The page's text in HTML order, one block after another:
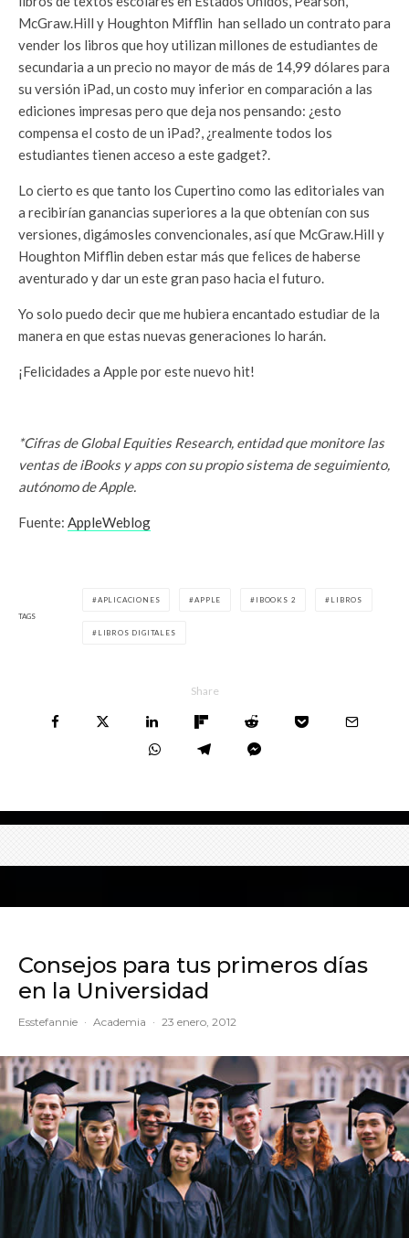
McGraw.Hill y Houghton Mifflin han sellado un contrato para
vender los libros que hoy utilizan millones de estudiantes de
secundaria a un precio no mayor de más de 14,99 dólares para
su versión iPad, un costo muy inferior en comparación a las
ediciones impresas pero que deja nos pensando: ¿esto
compensa el costo de un iPad?, ¿realmente todos los
estudiantes tienen acceso a este gadget?.
Lo cierto es que tanto los Cupertino como las editoriales van
a recibirían ganancias superiores a la que obtenían con sus
versiones, digámosles convencionales, así que McGraw.Hill y
Houghton Mifflin deben estar más que felices de haberse
aventurado y dar un este gran paso hacia el futuro.
Yo solo puedo decir que me hubiera encantado estudiar de la
manera en que estas nuevas generaciones lo harán.
¡Felicidades a Apple por este nuevo hit!
*Cifras de Global Equities Research, entidad que monitore las
ventas de iBooks y apps con su propio sistema de seguimiento,
autónomo de Apple.
Fuente: AppleWeblog
TAGS
APLICACIONES APPLE IBOOKS 2 LIBROS
LIBROS DIGITALES
Share
Consejos para tus primeros días
en la Universidad
Esstefannie · Academia · 23 enero, 2012